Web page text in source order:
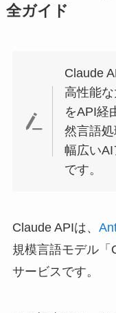
全ガイド
Claude
高性能
をAPI経
然言語
幅広い
です。
Claude APIは、
規模言語モデル「
サービスです。